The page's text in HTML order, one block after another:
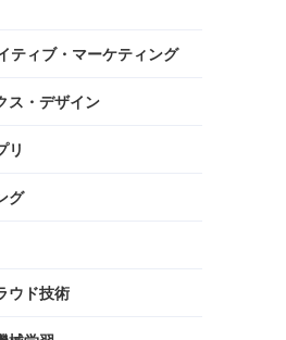
ティブ・マーケティング
ス・デザイン
リ
グ
ウド技術